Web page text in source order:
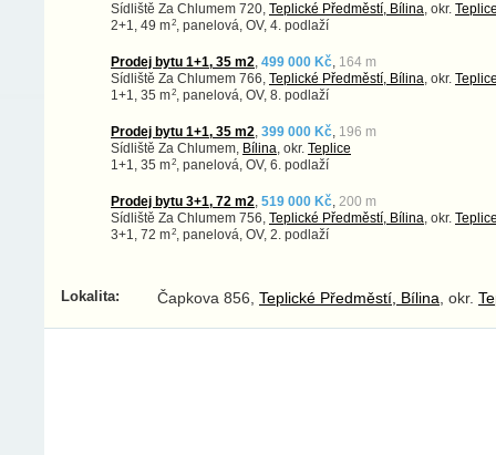
Sídliště Za Chlumem 720, Teplické Předměstí, Bílina , okr.
2+1, 49 m2 , panelová, OV, 4. podlaží
Prodej bytu 1+1, 35 m2 499 000 Kč 164 m
Sídliště Za Chlumem 766, Teplické Předměstí, Bílina , okr.
1+1, 35 m2 , panelová, OV, 8. podlaží
Prodej bytu 1+1, 35 m2 399 000 Kč 196 m
Sídliště Za Chlumem, Bílina , okr. Teplice
1+1, 35 m2 , panelová, OV, 6. podlaží
Prodej bytu 3+1, 72 m2 519 000 Kč 200 m
Sídliště Za Chlumem 756, Teplické Předměstí, Bílina , okr.
3+1, 72 m2 , panelová, OV, 2. podlaží
Lokalita: Čapkova 856, Teplické Předměstí, Bílina , okr.